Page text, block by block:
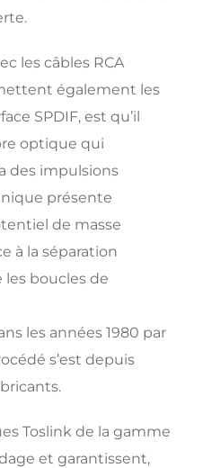
les câbles RCA
également les
SPDIF, est qu’il
optique qui
des impulsions
présente
de masse
à la séparation
les boucles de
les années 1980 par
s’est depuis
Toslink de la gamme
et garantissent,